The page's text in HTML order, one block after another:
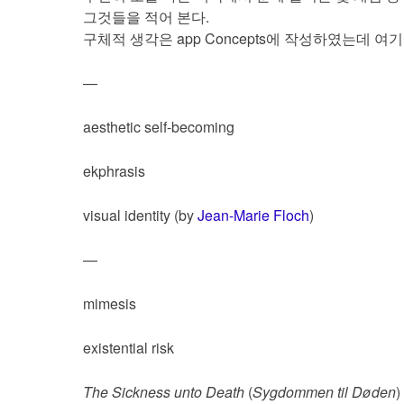
그것들을 적어 본다.
구체적 생각은 app Concepts에 작성하였는데 여
—
aesthetic self-becoming
ekphrasis
visual identity (byJean-Marie Floch)
—
mimesis
existential risk
The Sickness unto Death (Sygdommen til Døden)